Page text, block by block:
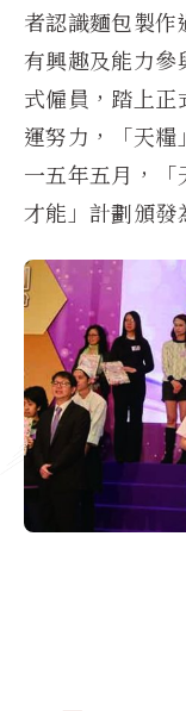
者認識麵包製
有興趣及能力參
式僱員，踏上
運努力，「天
一五年五月，
才能」計劃頒發